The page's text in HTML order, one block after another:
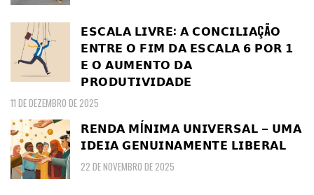
𝗘𝗦𝗖𝗔𝗟𝗔 𝗟𝗜𝗩𝗥𝗘: 𝗔 𝗖𝗢𝗡𝗖𝗜𝗟𝗜𝗔ÇÃ𝗢
𝗘𝗡𝗧𝗥𝗘 𝗢 𝗙𝗜𝗠 𝗗𝗔 𝗘𝗦𝗖𝗔𝗟𝗔 𝟲 𝗣𝗢𝗥 𝟭
𝗘 𝗢 𝗔𝗨𝗠𝗘𝗡𝗧𝗢 𝗗𝗔
𝗣𝗥𝗢𝗗𝗨𝗧𝗜𝗩𝗜𝗗𝗔𝗗𝗘
11 DE DEZEMBRO DE 2025
𝗥𝗘𝗡𝗗𝗔 𝗠Í𝗡𝗜𝗠𝗔 𝗨𝗡𝗜𝗩𝗘𝗥𝗦𝗔𝗟 – 𝗨𝗠𝗔
𝗜𝗗𝗘𝗜𝗔 𝗚𝗘𝗡𝗨𝗜𝗡𝗔𝗠𝗘𝗡𝗧𝗘 𝗟𝗜𝗕𝗘𝗥𝗔𝗟
22 DE NOVEMBRO DE 2025